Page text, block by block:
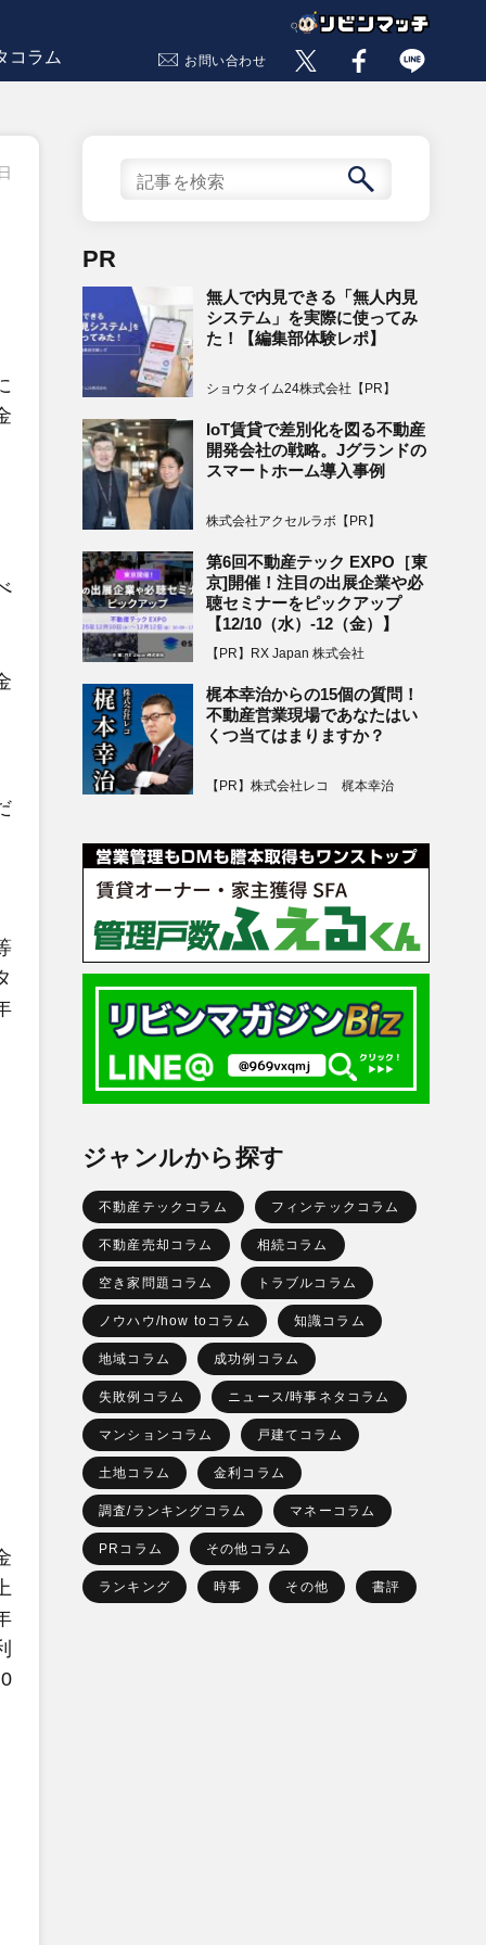
コラム お問い合わせ
PR
無人で内見できる「無人内見
システム」を実際に使ってみ
た！【編集部体験レポ】
ショウタイム24株式会社【PR】
IoT賃貸で差別化を図る不動産
開発会社の戦略。Jグランドの
スマートホーム導入事例
株式会社アクセルラボ【PR】
第6回不動産テック EXPO［東
京]開催！注目の出展企業や必
聴セミナーをピックアップ
【12/10（水）-12（金）】
【PR】RX Japan 株式会社
梶本幸治からの15個の質問！
不動産営業現場であなたはい
くつ当てはまりますか？
【PR】株式会社レコ 梶本幸治
ジャンルから探す
不動産テックコラム フィンテックコラム
不動産売却コラム 相続コラム
空き家問題コラム トラブルコラム
ノウハウ/how toコラム 知識コラム
地域コラム 成功例コラム
失敗例コラム ニュース/時事ネタコラム
マンションコラム 戸建てコラム
土地コラム 金利コラム
調査/ランキングコラム マネーコラム
PRコラム その他コラム
ランキング 時事 その他 書評